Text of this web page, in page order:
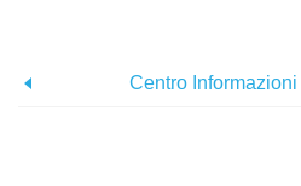
Centro Informazioni Visitatori Della Georgia -